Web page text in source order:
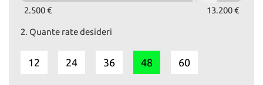
Dotazione principale:
- Trazione integrale quattro
- Sensori di parcheggio
2.500 € 13.200 €
2. Quante rate desideri
12 24 36 48 60